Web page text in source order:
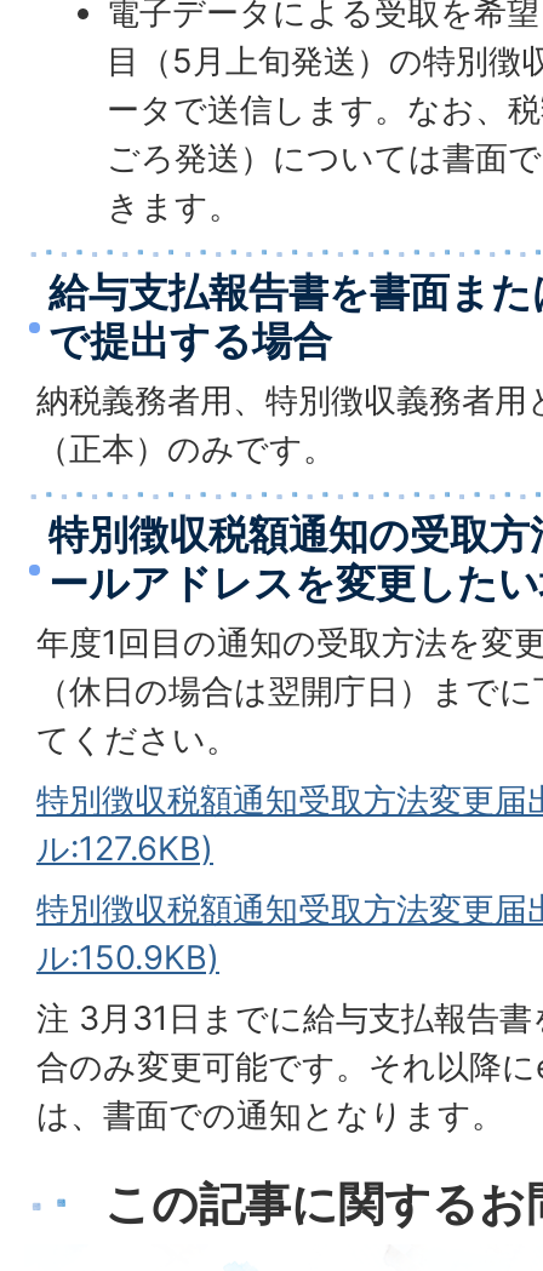
電子データによる受取を希
目（5月上旬発送）の特別徴
ータで送信します。なお、
ごろ発送）については書面
きます。
給与支払報告書を書面ま
で提出する場合
納税義務者用、特別徴収義務者
（正本）のみです。
特別徴収税額通知の受取
ールアドレスを変更した
年度1回目の通知の受取方法を変
（休日の場合は翌開庁日）まで
てください。
特別徴収税額通知受取方法変更
ル:127.6KB)
特別徴収税額通知受取方法変更届
ル:150.9KB)
注 3月31日までに給与支払報告
合のみ変更可能です。それ以降
は、書面での通知となります。
この記事に関する